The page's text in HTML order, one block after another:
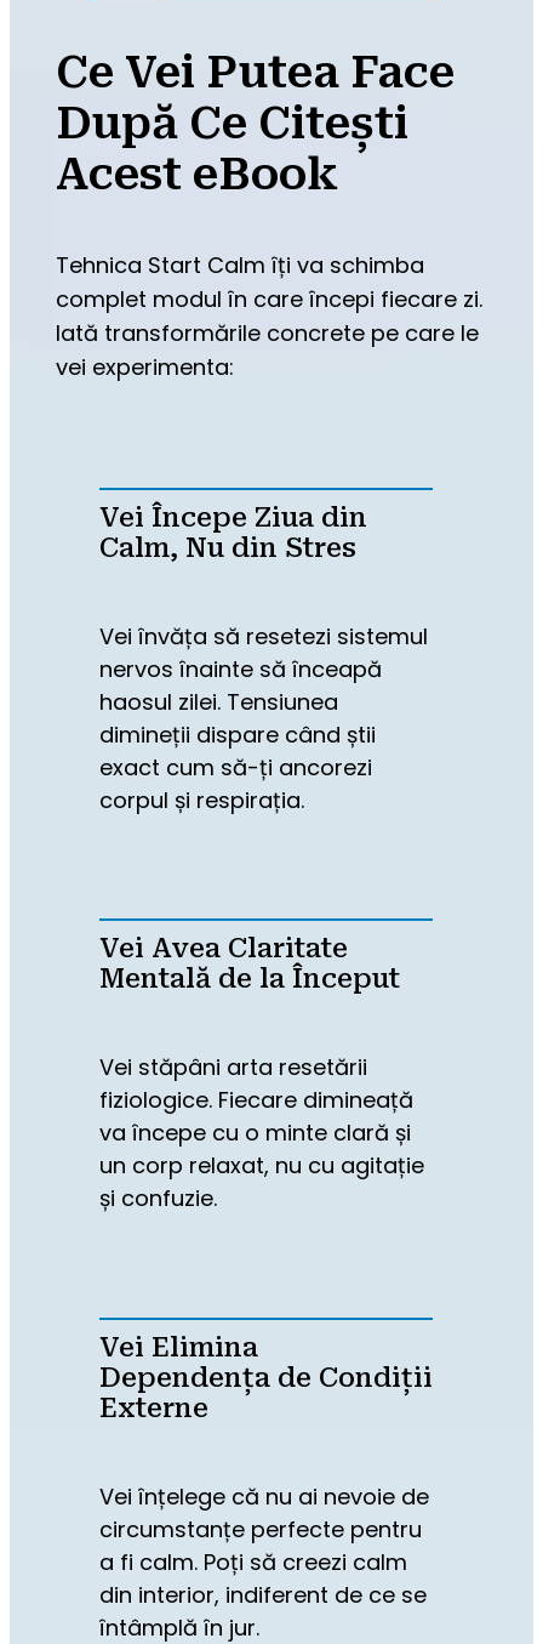
Ce Vei Putea Face
După Ce Citești
Acest eBook
Tehnica Start Calm îți va schimba
complet modul în care începi fiecare zi.
Iată transformările concrete pe care le
vei experimenta:
Vei Începe Ziua din
Calm, Nu din Stres
Vei învăța să resetezi sistemul
nervos înainte să înceapă
haosul zilei. Tensiunea
dimineții dispare când știi
exact cum să-ți ancorezi
corpul și respirația.
Vei Avea Claritate
Mentală de la Început
Vei stăpâni arta resetării
fiziologice. Fiecare dimineață
va începe cu o minte clară și
un corp relaxat, nu cu agitație
și confuzie.
Vei Elimina
Dependența de Condiții
Externe
Vei înțelege că nu ai nevoie de
circumstanțe perfecte pentru
a fi calm. Poți să creezi calm
din interior, indiferent de ce se
întâmplă în jur.